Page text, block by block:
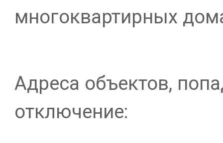
многоквартирных
Адреса объектов,
отключение: